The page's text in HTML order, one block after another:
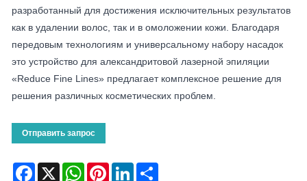
разработанный для достижения исключительных результатов
как в удалении волос, так и в омоложении кожи. Благодаря
передовым технологиям и универсальному набору насадок
это устройство для александритовой лазерной эпиляции
«Reduce Fine Lines» предлагает комплексное решение для
решения различных косметических проблем.
Отправить запрос
Facebook
X WhatsAppPinterestLinkedIn